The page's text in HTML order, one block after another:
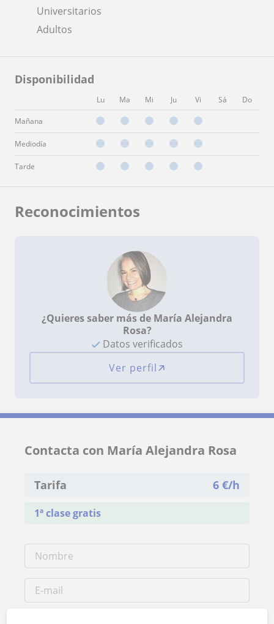
Universitarios
Adultos
Disponibilidad
Lu Ma Mi Ju Vi Sá Do
Mañana
Mediodía
Tarde
Reconocimientos
¿Quieres saber más de María Alejandra
Rosa?
Datos verificados
Ver perfil
Contacta con María Alejandra Rosa
Tarifa 6 €/h
1ª clase gratis